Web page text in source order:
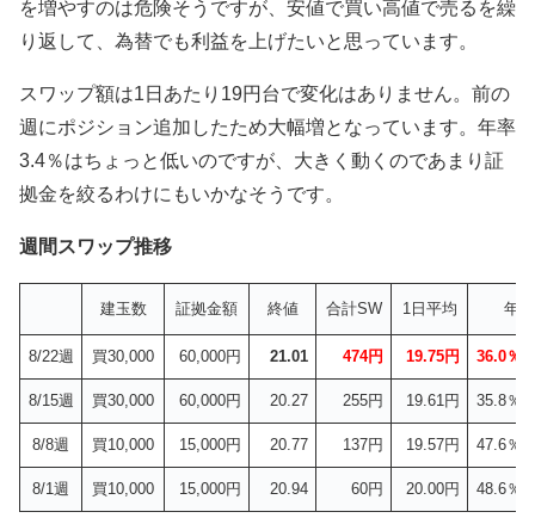
を増やすのは危険そうですが、安値で買い高値で売るを繰
り返して、為替でも利益を上げたいと思っています。
スワップ額は1日あたり19円台で変化はありません。前の
週にポジション追加したため大幅増となっています。年率
3.4％はちょっと低いのですが、大きく動くのであまり証
拠金を絞るわけにもいかなそうです。
週間スワップ推移
建玉数 証拠金額 終値 合計SW 1日平均 年率
8/22週 買30,000 60,000円 21.01 474円 19.75円 36.0％/
8/15週 買30,000 60,000円 20.27 255円 19.61円 35.8％/
8/8週 買10,000 15,000円 20.77 137円 19.57円 47.6％/
8/1週 買10,000 15,000円 20.94 60円 20.00円 48.6％/